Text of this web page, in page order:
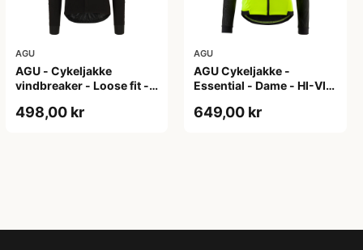
AGU
AGU - Cykeljakke
vindbreaker - Loose fit -
498,00 kr
AGU
AGU Cykeljakke -
Essential - Dame - HI-VIS
649,00 kr